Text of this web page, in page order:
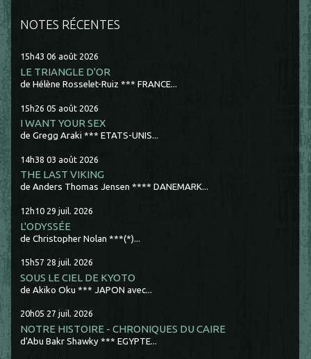
NOTES RÉCENTES
15h43 06 août 2026
LE TRIANGLE D'OR
de Hélène Rosselet-Ruiz *** FRANCE...
15h26 05 août 2026
I WANT YOUR SEX
de Gregg Araki *** ETATS-UNIS...
14h38 03 août 2026
THE LAST VIKING
de Anders Thomas Jensen **** DANEMARK...
12h10 29 juil. 2026
L'ODYSSÉE
de Christopher Nolan ***(*)...
15h57 28 juil. 2026
SOUS LE CIEL DE KYOTO
de Akiko Oku *** JAPON avec...
20h05 27 juil. 2026
NOTRE HISTOIRE - CHRONIQUES DU CAIRE
d'Abu Bakr Shawky *** EGYPTE...